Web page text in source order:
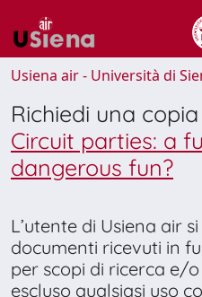
Usiena air - Università di
Richiedi una
Circuit parties: a
dangerous fun?
L’utente di Usiena air
documenti ricevuti in
per scopi di ricerca e/o
escluso qualsiasi uso